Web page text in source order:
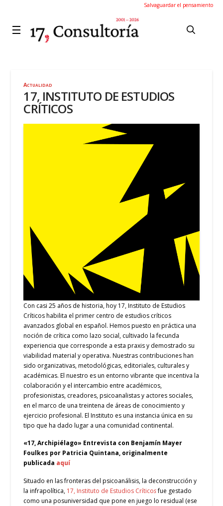
Salvaguardar el pensamiento
Actualidad
17, INSTITUTO DE ESTUDIOS
CRÍTICOS
Con casi 25 años de historia, hoy 17, Instituto de Estudios
Críticoshabilita el primer centro de estudios críticos
avanzados global en español. Hemos puesto en práctica una
noción de crítica como lazo social, cultivado la fecunda
experiencia que corresponde a esta praxis y demostrado su
viabilidad material y operativa. Nuestras contribuciones han
sido organizativas, metodológicas, editoriales, culturales y
académicas. El nuestro es un entorno vibrante que incentiva la
colaboración y el intercambio entre académicos,
profesionistas, creadores, psicoanalistas y actores sociales,
en el marco de una treintena de áreas de conocimiento y
ejercicio profesional. El Instituto es una instancia única en su
tipo que ha dado lugar a una comunidad continental.
«17, Archipiélago» Entrevista con Benjamín Mayer
Foulkes por Patricia Quintana, originalmente
publicada aquí
Situado en las fronteras del psicoanálisis, la deconstrucción y
la infrapolítica, 17, Instituto de Estudios Críticosfue gestado
como una posuniversidad que pone en juego lo residual (ese